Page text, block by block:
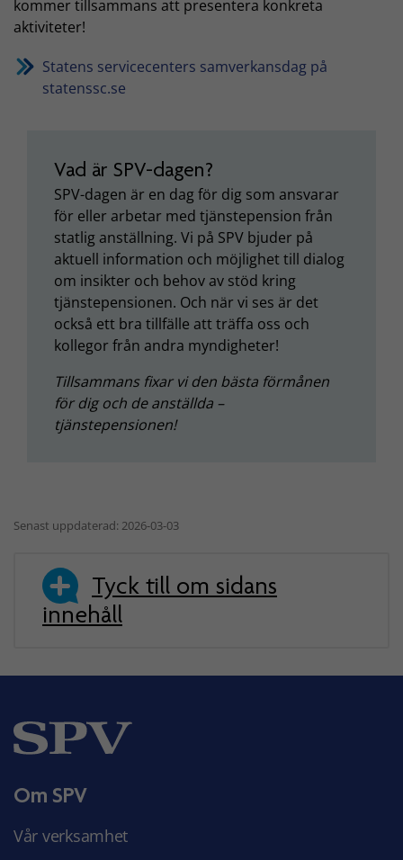
kommer tillsammans att presentera konkreta
aktiviteter!
Statens servicecenters samverkansdag på
statenssc.se
Vad är SPV-dagen?
SPV-dagen är en dag för dig som ansvarar
för eller arbetar med tjänstepension från
statlig anställning. Vi på SPV bjuder på
aktuell information och möjlighet till dialog
om insikter och behov av stöd kring
tjänstepensionen. Och när vi ses är det
också ett bra tillfälle att träffa oss och
kollegor från andra myndigheter!
Tillsammans fixar vi den bästa förmånen
för dig och de anställda –
tjänstepensionen!
Senast uppdaterad: 2026-03-03
Tyck till om sidans
innehåll
Om SPV
Vår verksamhet